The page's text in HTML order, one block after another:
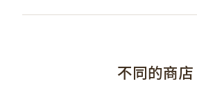
不同的商店